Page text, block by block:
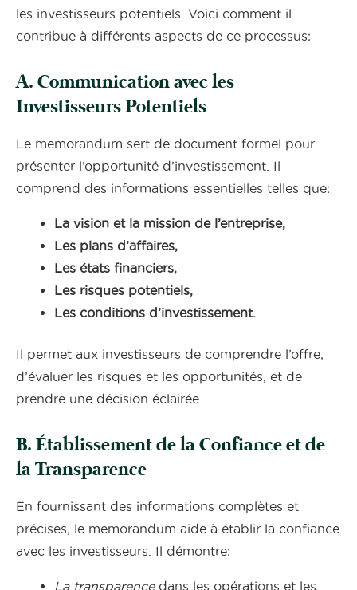
les investisseurs potentiels. Voici comment il
contribue à différents aspects de ce processus:
A. Communication avec les
Investisseurs Potentiels
Le memorandum sert de document formel pour
présenter l’opportunité d’investissement. Il
comprend des informations essentielles telles que:
La vision et la mission de l’entreprise,
Les plans d’affaires,
Les états financiers,
Les risques potentiels,
Les conditions d’investissement.
Il permet aux investisseurs de comprendre l’offre,
d’évaluer les risques et les opportunités, et de
prendre une décision éclairée.
B. Établissement de la Confiance et de
la Transparence
En fournissant des informations complètes et
précises, le memorandum aide à établir la confiance
avec les investisseurs. Il démontre:
La transparencedans les opérations et les